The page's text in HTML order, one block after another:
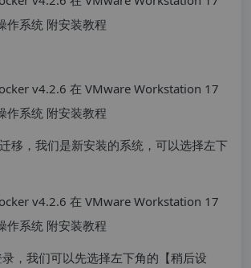
移，我们是新安装的系统，可以选择左下
，我们可以先选择左下角的【稍后设